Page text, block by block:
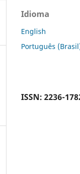
Idioma
English
Português
ISSN: 2236-